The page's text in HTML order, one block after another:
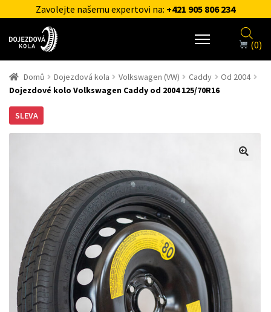
Zavolejte našemu expertovi na: +421 905 806 234
(0)
Domů Dojezdová kola Volkswagen (VW) Caddy
Od 2004
Dojezdové kolo Volkswagen Caddy od 2004 125/70R16
SLEVA